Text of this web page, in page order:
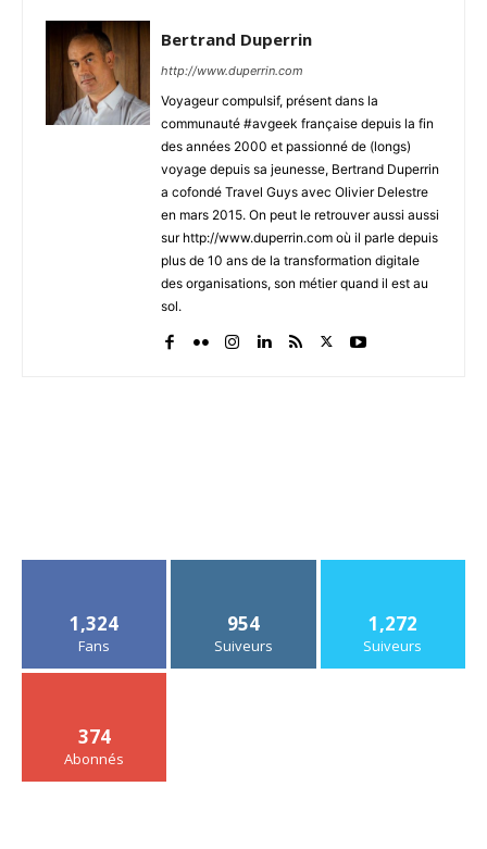
Bertrand Duperrin
http://www.duperrin.com
Voyageur compulsif, présent dans la
communauté #avgeek française depuis la fin
des années 2000 et passionné de (longs)
voyage depuis sa jeunesse, Bertrand Duperrin
a cofondé Travel Guys avec Olivier Delestre
en mars 2015. On peut le retrouver aussi aussi
sur http://www.duperrin.com où il parle depuis
plus de 10 ans de la transformation digitale
des organisations, son métier quand il est au
sol.
1,324
Fans
954
Suiveurs
1,272
Suiveurs
374
Abonnés